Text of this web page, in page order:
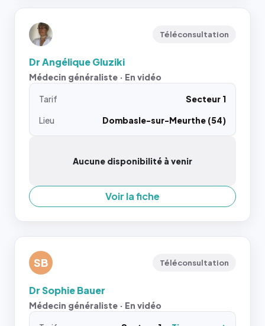
Téléconsultation
Dr Angélique Gluziki
Médecin généraliste · En vidéo
Tarif
Secteur 1
Lieu
Dombasle-sur-Meurthe (54)
Aucune disponibilité à venir
Voir la fiche
SB Téléconsultation
Dr Sophie Bauer
Médecin généraliste · En vidéo